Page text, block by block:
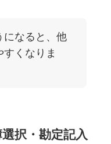
になると、他
くなりま
択・勘定記入